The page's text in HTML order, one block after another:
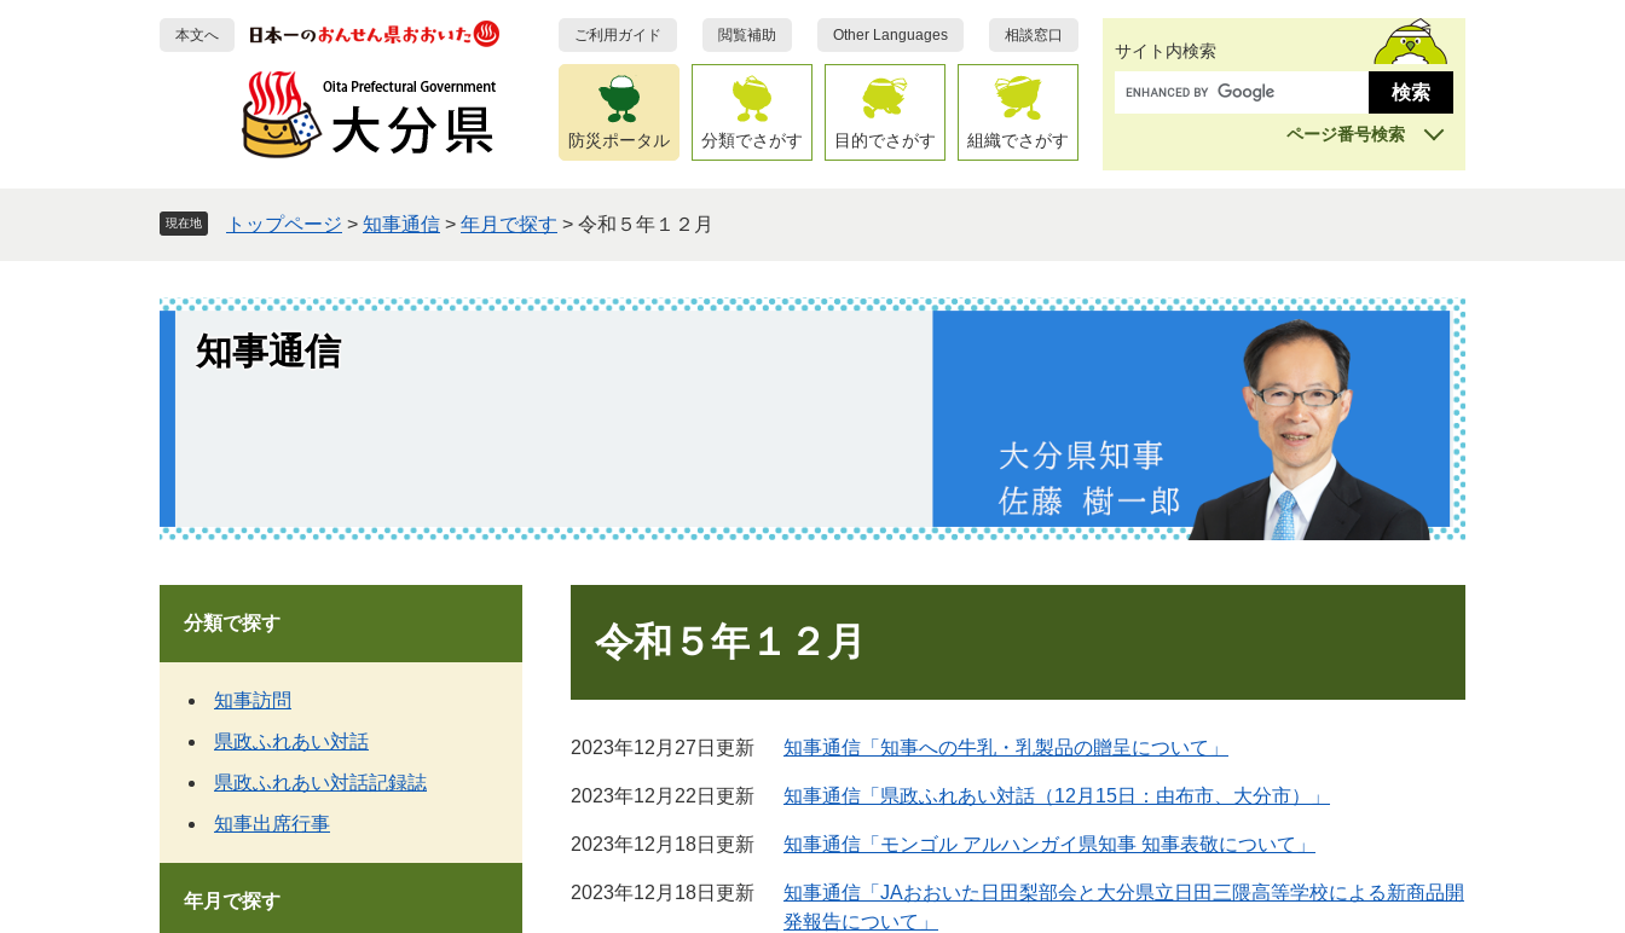
本文へ ご利用ガイド 閲覧補助 Other Languages 相談窓口
防災ポータル 分類でさがす 目的でさがす 組織でさがす
サイト内検索
ページ番号検索
現在地 トップページ > 知事通信 > 年月で探す > 令和５年１２月
知事通信
令和５年１２月
2023年12月27日更新 知事通信「知事への牛乳・乳製品の贈呈について」
2023年12月22日更新 知事通信「県政ふれあい対話（12月15日：由布市、大分市）」
2023年12月18日更新 知事通信「モンゴル アルハンガイ県知事 知事表敬について」
2023年12月18日更新
知事通信「JAおおいた日田梨部会と大分県立日田三隈高等学校による新商品開
発報告について」
分類で探す
知事訪問
県政ふれあい対話
県政ふれあい対話記録誌
知事出席行事
年月で探す